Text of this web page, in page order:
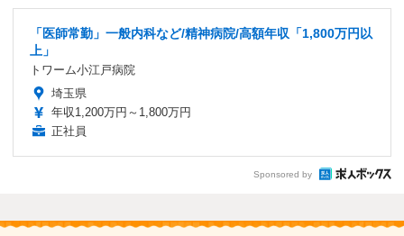
「医師常勤」一般内科など/精神病院/高額年収「1,800万円以
上」
トワーム小江戸病院
埼玉県
年収1,200万円～1,800万円
正社員
Sponsored by